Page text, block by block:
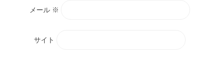
メール ※
サイト